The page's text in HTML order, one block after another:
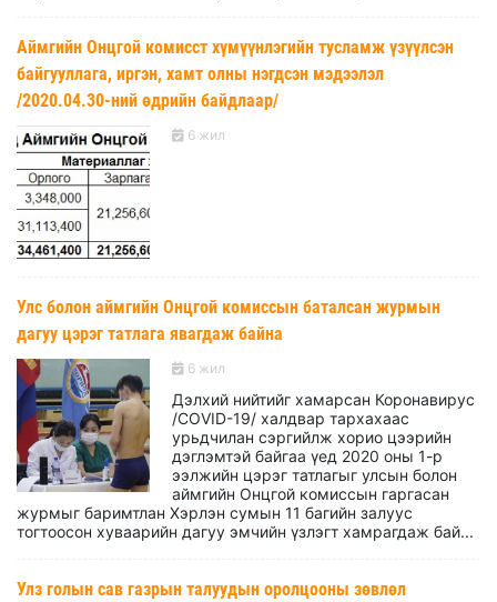
Аймгийн Онцгой комисст хүмүүнлэгийн тусламж үзүүлсэн
байгууллага, иргэн, хамт олны нэгдсэн мэдээлэл
/2020.04.30-ний өдрийн байдлаар/
6 жил
Улс болон аймгийн Онцгой комиссын баталсан журмын
дагуу цэрэг татлага явагдаж байна
6 жил
Дэлхий нийтийг хамарсан Коронавирус
/СОVID-19/ халдвар тархахаас
урьдчилан сэргийлж хорио цээрийн
дэглэмтэй байгаа үед 2020 оны 1-р
ээлжийн цэрэг татлагыг улсын болон
аймгийн Онцгой комиссын гаргасан
журмыг баримтлан Хэрлэн сумын 11 багийн залуус
тогтоосон хуваарийн дагуу эмчийн үзлэгт хамрагдаж бай...
Улз голын сав газрын талуудын оролцооны зөвлөл